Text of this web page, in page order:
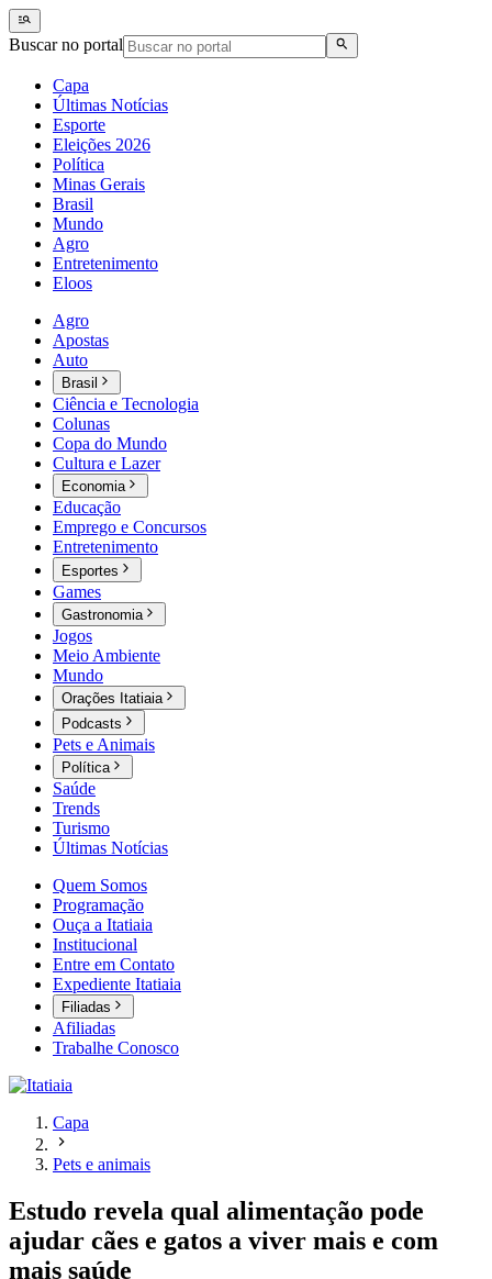
Buscar no portal
Capa
Últimas Notícias
Esporte
Eleições 2026
Política
Minas Gerais
Brasil
Mundo
Agro
Entretenimento
Eloos
Agro
Apostas
Auto
Brasil
Ciência e Tecnologia
Colunas
Copa do Mundo
Cultura e Lazer
Economia
Educação
Emprego e Concursos
Entretenimento
Esportes
Games
Gastronomia
Jogos
Meio Ambiente
Mundo
Orações Itatiaia
Podcasts
Pets e Animais
Política
Saúde
Trends
Turismo
Últimas Notícias
Quem Somos
Programação
Ouça a Itatiaia
Institucional
Entre em Contato
Expediente Itatiaia
Filiadas
Afiliadas
Trabalhe Conosco
Capa
Pets e animais
Estudo revela qual alimentação pode
ajudar cães e gatos a viver mais e com
mais saúde